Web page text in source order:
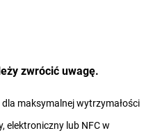
zwrócić uwagę.
maksymalnej wytrzymałości
elektroniczny lub NFC w